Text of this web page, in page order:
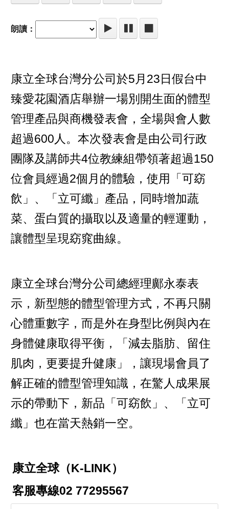
朗讀：
康立全球台灣分公司於5月23日假台中
臻愛花園酒店舉辦一場別開生面的體型
管理產品與商機發表會，全場與會人數
超過600人。本次發表會是由公司行政
團隊及講師共4位教練組帶領著超過150
位會員經過2個月的體驗，使用「可窈
飲」、「立可纖」產品，同時增加蔬
菜、蛋白質的攝取以及適量的輕運動，
讓體型呈現窈窕曲線。
康立全球台灣分公司總經理鄺永泰表
示，新型態的體型管理方式，不再只關
心體重數字，而是外在身型比例與內在
身體健康取得平衡，「減去脂肪、留住
肌肉，更要提升健康」，讓現場會員了
解正確的體型管理知識，在驚人成果展
示的帶動下，新品「可窈飲」、「立可
纖」也在當天熱銷一空。
康立全球（K-LINK）
客服專線02 77295567